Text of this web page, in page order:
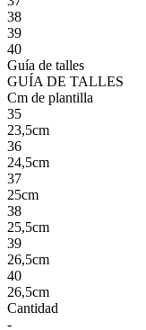
38
39
40
Guía de talles
GUÍA DE TALLES
Cm de plantilla
35
23,5cm
36
24,5cm
37
25cm
38
25,5cm
39
26,5cm
40
26,5cm
Cantidad
-